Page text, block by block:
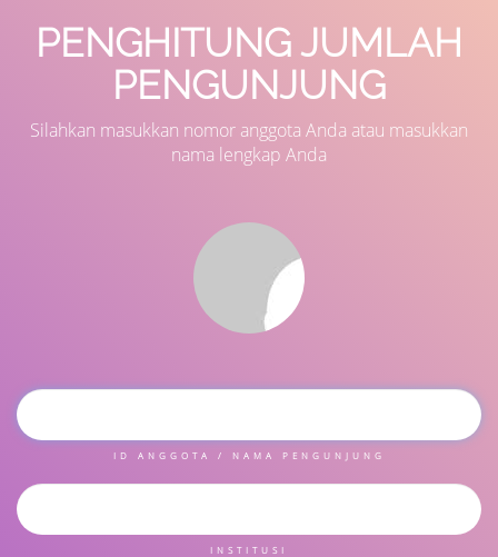
PENGHITUNG JUMLAH
PENGUNJUNG
Silahkan masukkan nomor anggota Anda atau masukkan
nama lengkap Anda
ID ANGGOTA / NAMA PENGUNJUNG
INSTITUSI